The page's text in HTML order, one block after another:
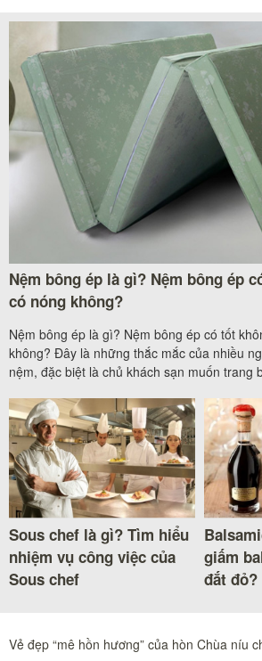
Nệm bông ép là gì? Nệm bông ép
có nóng không?
Nệm bông ép là gì? Nệm bông ép có tốt
không? Đây là những thắc mắc của nhiều
nệm, đặc biệt là chủ khách sạn muốn trang
Sous chef là gì? Tìm hiểu
nhiệm vụ công việc của
Sous chef
giấm
đắt đỏ?
Vẻ đẹp “mê hồn hương” của hòn Chùa níu